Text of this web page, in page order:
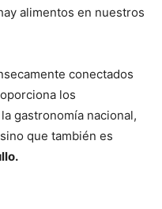
alimentos en nuestros
conectados
los
gastronomía nacional,
que también es